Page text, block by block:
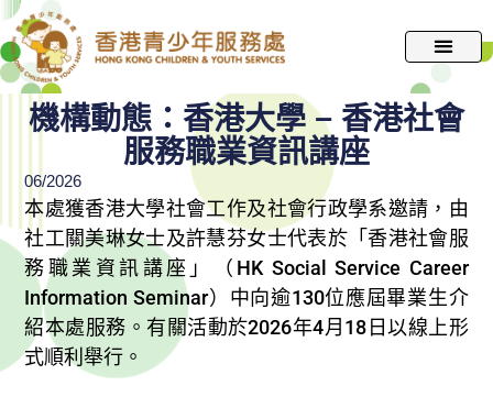
跳
至
主
要
機構動態：香港大學 – 香港社會
服務職業資訊講座
06/2026
本處獲香港大學社會工作及社會行政學系邀請，由
社工關美琳女士及許慧芬女士代表於「香港社會服
務職業資訊講座」（HK Social Service Career
Information Seminar）中向逾130位應屆畢業生介
紹本處服務。有關活動於2026年4月18日以線上形
式順利舉行。